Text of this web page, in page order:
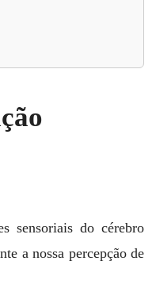
sensoriais do cérebro
a nossa percepção de